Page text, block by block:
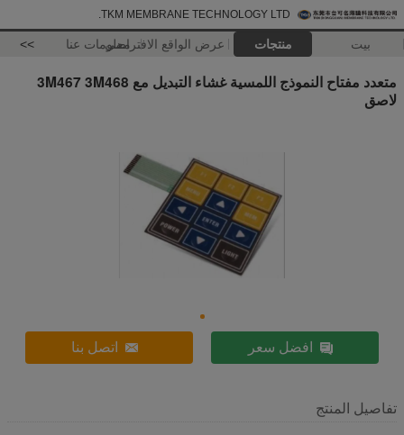
TKM MEMBRANE TECHNOLOGY LTD.
بيت منتجات عرض الواقع الافتراضيمعلومات عنا >>
متعدد مفتاح النموذج اللمسية غشاء التبديل مع 3M467 3M468
لاصق
افضل سعر اتصل بنا
تفاصيل المنتج